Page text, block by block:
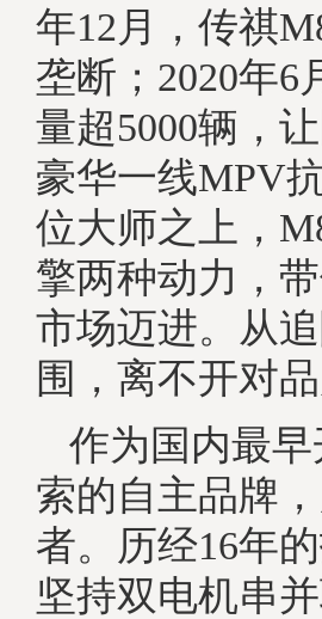
年12月，传祺
垄断；2020年6
量超5000辆，
豪华一线MPV
位大师之上，
擎两种动力，
市场迈进。从
围，离不开对
作为国内最
索的自主品牌
者。历经16年
坚持双电机串